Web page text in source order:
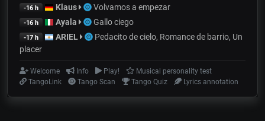
-16 h Klaus Volvamos a empezar
-16 h Ayala Gallo ciego
-17 h ARIEL
Pedacito de cielo, Romance de barrio, Un
placer
Welcome Info Play!
Musical personality test
TangoLink
Tango Scan Tango Quiz Lyrics annotation